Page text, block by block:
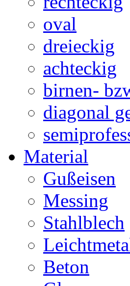
oval
dreieckig
achteckig
birnen-
diagonal
Material
Gußeisen
Messing
Stahlblech
Beton